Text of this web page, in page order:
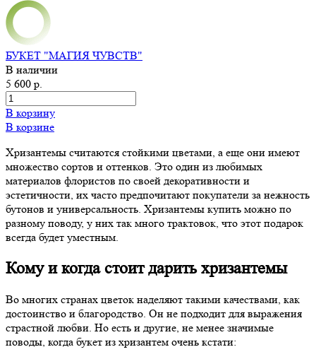
БУКЕТ "МАГИЯ ЧУВСТВ"
В наличии
5 600 р.
В корзину
В корзине
Хризантемы считаются стойкими цветами, а еще они имеют
множество сортов и оттенков. Это один из любимых
материалов флористов по своей декоративности и
эстетичности, их часто предпочитают покупатели за нежность
бутонов и универсальность. Хризантемы купить можно по
разному поводу, у них так много трактовок, что этот подарок
всегда будет уместным.
Кому и когда стоит дарить хризантемы
Во многих странах цветок наделяют такими качествами, как
достоинство и благородство. Он не подходит для выражения
страстной любви. Но есть и другие, не менее значимые
поводы, когда букет из хризантем очень кстати: